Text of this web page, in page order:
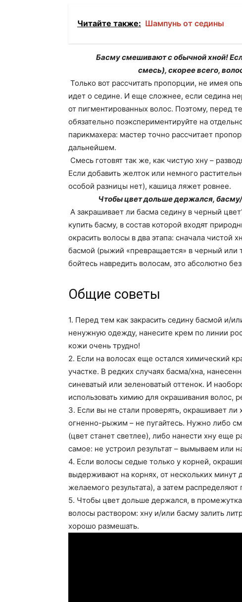
Читайте также: Шампунь от седины
Басму смешивают с обычной хной!
смесь), скорее всего,
Только вот рассчитать пропорции, не имея
идет о седине. И еще сложнее, если седина
от пигментированных волос. Поэтому, перед
обязательно поэкспериментируйте на
парикмахера: мастер точно рассчитает
дальнейшем.
Смесь готовят так же, как чистую хну –
Если добавить желток или немного
особой разницы нет), кашица ляжет ровнее.
Чтобы цвет дольше держался,
А закрашивает ли басма седину в черный
купить басму, в состав которой входят
окрасить волосы в два этапа: сначала чистой
басмой (рыжий «превращается» в черный или
бойтесь навредить волосам, это абсолютно
Общие советы
1. Перед тем как закрасить седину басмой и/
ненужную одежду, нанесите крем по линии
кожи очень трудно!
2. Если на волосах еще остался химический
участке. В редких случаях басма/хна,
синеватый или зеленоватый оттенок. И
использовать химию для окрашивания волос,
3. Если вы не стали проверять, окрашивает ли
огненно-рыжим – не пугайтесь. Нужно либо
(цвет станет светлее), либо нанести хну еще
самое: не устроил результат – вымываем
4. Если волосы седые только у корней,
выдерживают на корнях, от нескольких минут
желаемого результата), а затем распределяют
5. Чтобы цвет дольше держался, в
волосы раствором: хну и/или басму залить
хорошо размешать.